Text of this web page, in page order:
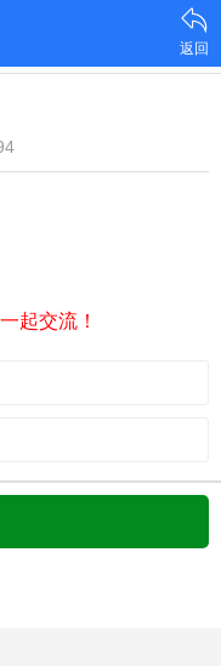
返回
起交流！